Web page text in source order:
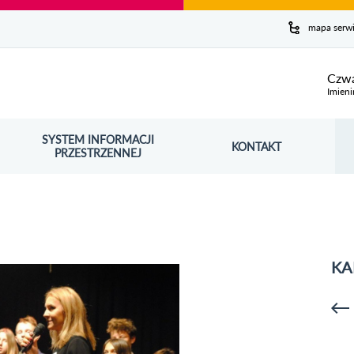
mapa
SYSTEM INFORMACJI
PRZESTRZENNEJ
OTWORZY SIĘ W NOWYM OKNIE KONTAKT